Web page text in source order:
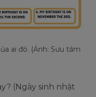
ai đó. (Ảnh: Sưu tầm
(Ngày sinh nhật